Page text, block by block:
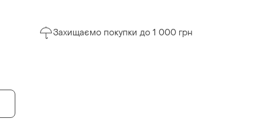
Захищаємо покупки до 1 000 грн